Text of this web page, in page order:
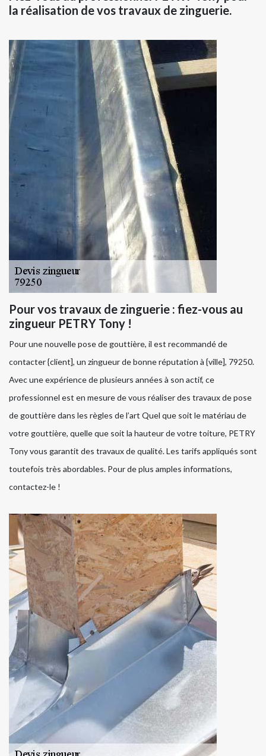
la réalisation de vos travaux de zinguerie.
Pour vos travaux de zinguerie : fiez-vous au
zingueur PETRY Tony !
Pour une nouvelle pose de gouttière, il est recommandé de
contacter {client], un zingueur de bonne réputation à {ville], 79250.
Avec une expérience de plusieurs années à son actif, ce
professionnel est en mesure de vous réaliser des travaux de pose
de gouttière dans les règles de l’art Quel que soit le matériau de
votre gouttière, quelle que soit la hauteur de votre toiture, PETRY
Tony vous garantit des travaux de qualité. Les tarifs appliqués sont
toutefois très abordables. Pour de plus amples informations,
contactez-le !